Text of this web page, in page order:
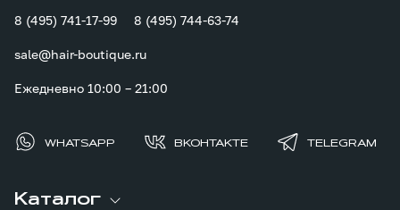
Каталог
8 (495) 741-17-99 8 (495) 744-63-74
sale@hair-boutique.ru
Ежедневно 10:00 – 21:00
WHATSAPP ВКОНТАКТЕ TELEGRAM